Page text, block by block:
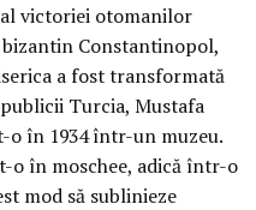
victoriei otomanilor
Constantinopol,
a fost transformată
Turcia, Mustafa
o în 1934 într-un muzeu.
o în moschee, adică într-o
mod să sublinieze